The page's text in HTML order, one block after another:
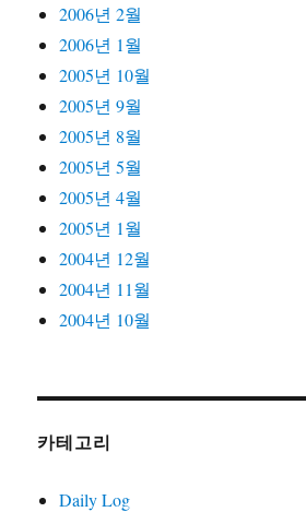
2006년 2월
2006년 1월
2005년 10월
2005년 9월
2005년 8월
2005년 5월
2005년 4월
2005년 1월
2004년 12월
2004년 11월
2004년 10월
카테고리
Daily Log